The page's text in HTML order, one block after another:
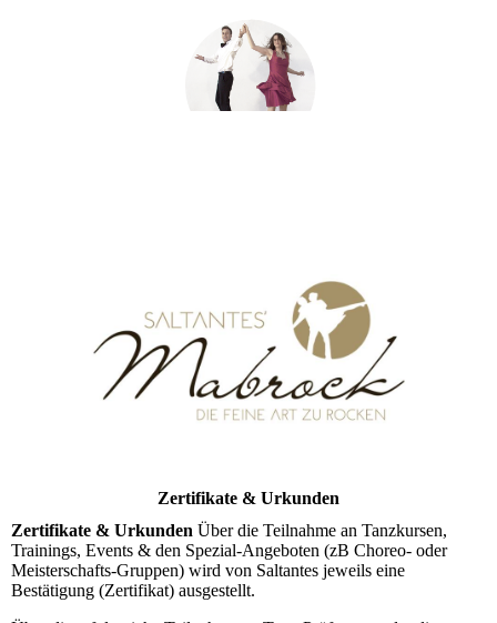
Zertifikate & Urkunden
Zertifikate & Urkunden Über die Teilnahme an Tanzkursen,
Trainings, Events & den Spezial-Angeboten (zB Choreo- oder
Meisterschafts-Gruppen) wird von Saltantes jeweils eine
Bestätigung (Zertifikat) ausgestellt.